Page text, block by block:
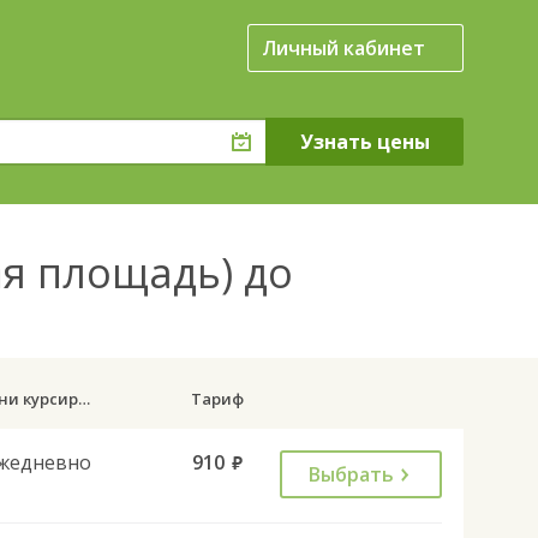
Личный кабинет
площадь) до
Дни курсирования Тариф
910 руб. Выбрать